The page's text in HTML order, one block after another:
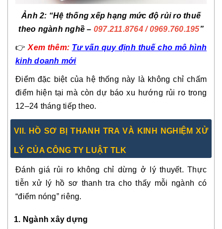
Ảnh 2: “Hệ thống xếp hạng mức độ rủi ro thuế
theo ngành nghề – 097.211.8764 / 0969.760.195”
👉Xem thêm: Tư vấn quy định thuế cho mô hình
kinh doanh mới
Điểm đặc biệt của hệ thống này là không chỉ chấm
điểm hiện tại mà còn dự báo xu hướng rủi ro trong
12–24 tháng tiếp theo.
VII. HỒ SƠ BỊ THANH TRA VÀ KINH NGHIỆM XỬ
LÝ CỦA CÔNG TY LUẬT TLK
Đánh giá rủi ro không chỉ dừng ở lý thuyết. Thực
tiễn xử lý hồ sơ thanh tra cho thấy mỗi ngành có
“điểm nóng” riêng.
1. Ngành xây dựng